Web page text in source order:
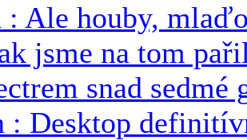
: Ale houby,
jsme na tom
snad sedmé
: Desktop